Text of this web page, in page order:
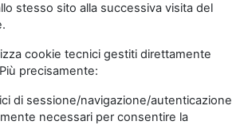
stesso sito alla successiva visita del
cookie tecnici gestiti direttamente
precisamente:
di sessione/navigazione/autenticazione
necessari per consentire la